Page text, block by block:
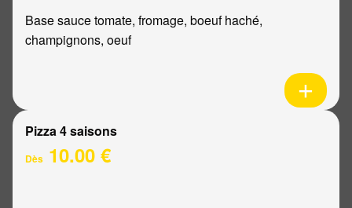
Base sauce tomate, fromage, boeuf haché,
champignons, oeuf
Pizza 4 saisons
Dès 10.00 €